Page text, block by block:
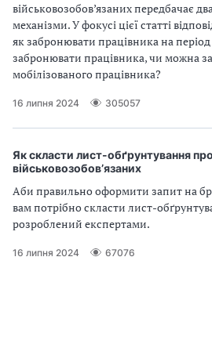
військовозобов’язаних передбачає
механізми. У фокусі цієї статті
як забронювати працівника на період
забронювати працівника, чи можна
мобілізованого працівника?
16 липня 2024 305057
Як скласти лист-обґрунтування
військовозобов’язаних
Аби правильно оформити запит на
вам потрібно скласти лист-
розроблений експертами.
16 липня 2024 67076